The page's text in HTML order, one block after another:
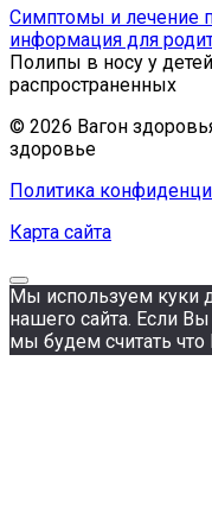
Симптомы и лечение
информация для
Полипы в носу у
распространенных
© 2026 Вагон
здоровье
Политика
Карта сайта
Мы используем куки
нашего сайта. Если
мы будем считать что